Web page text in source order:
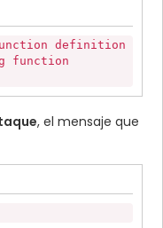
definition
function
, el mensaje que